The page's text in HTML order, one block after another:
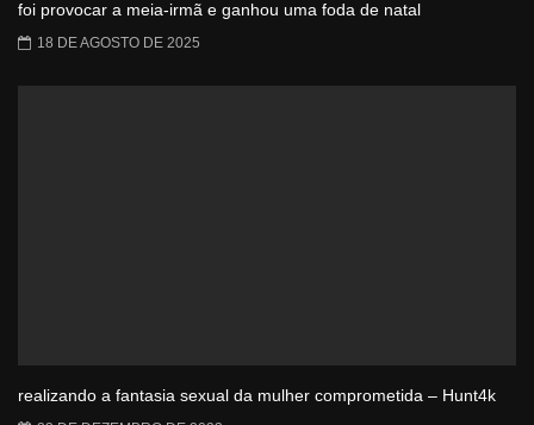
foi provocar a meia-irmã e ganhou uma foda de natal
18 DE AGOSTO DE 2025
realizando a fantasia sexual da mulher comprometida – Hunt4k